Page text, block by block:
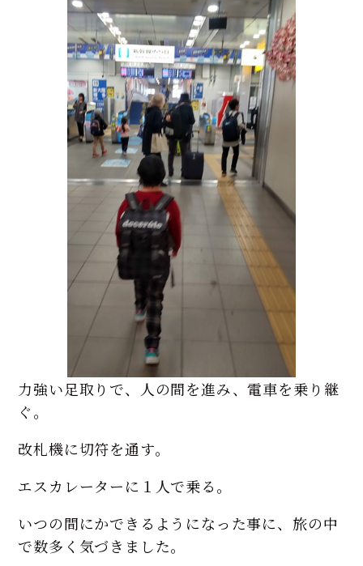
力強い足取りで、人の間を進み、電車を乗り継
ぐ。
改札機に切符を通す。
エスカレーターに１人で乗る。
いつの間にかできるようになった事に、旅の中
で数多く気づきました。